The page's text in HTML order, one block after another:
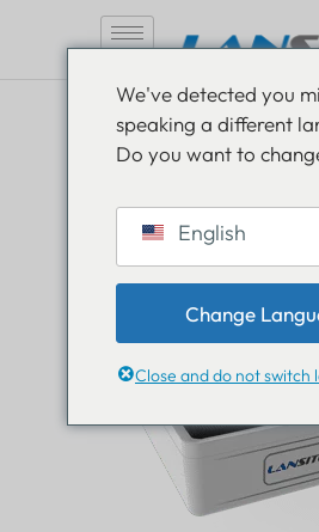
สำรวจอุปกร
We've detected you
speaking a different
Do you want to
English
Change
Close and do not switch